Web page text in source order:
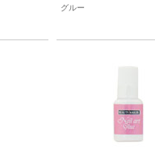
グルー